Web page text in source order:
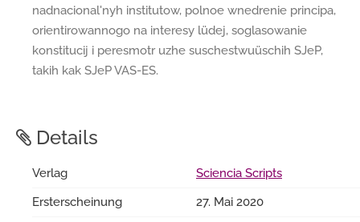
nadnacional'nyh institutow, polnoe wnedrenie principa,
orientirowannogo na interesy lüdej, soglasowanie
konstitucij i peresmotr uzhe suschestwuüschih SJeP,
takih kak SJeP VAS-ES.
Details
Verlag
Sciencia Scripts
Ersterscheinung
27. Mai 2020